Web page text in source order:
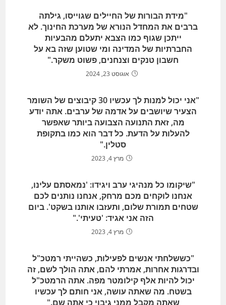
"מידת הבורות של החיילים שגוייסו, גילתה
ברבים את המחדל הנורא של מערכת החינוך. לא
ייתכן שגוף כמו הצבא יתעלם מהבעיות
החברתיות של המדינה ומי שטוען שזה בא על
חשבון טנקים וצנחנים, פשוט משקר."
אוגוסט 23, 2024
"אני יכול למנות לך עכשיו 30 קיבוצים של השומר
הצעיר שיושבים על אדמה של ערבים. אתה יודע
מה, זאת התנועה הצבועה ביותר שאפשר
להעלות על הדעת. כל דבר הוא כמו בתקופת
סטלין."
מרץ 4, 2023
"שיקומו כל מנהיגי ערב ויגידו: 'נמאסתם עלינו,
אנחנו לוקחים מכם מרחק, אנחנו נותנים לכם
שטחים תמורת שלום, ותעזבו אותנו בשקט'. ביום
הזה אני אגיד: 'טעיתי'."
מרץ 4, 2023
"כששלחתי אנשים לפעילות, כשהייתי רמטכ"ל
ובדרגות אחרות, אמרתי להם, אתה הולך לשם, זה
יכול להיות אלף קילומטר מפה. אתה הרמטכ"ל
בשטח. מה שאתה עושה, אני חותם לך עכשיו
שאתה מקבל ממני גיבוי כי אתה שם."